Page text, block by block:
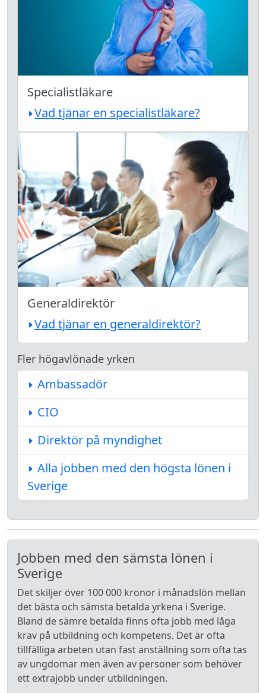
Specialistläkare
Vad tjänar en specialistläkare?
Generaldirektör
Vad tjänar en generaldirektör?
Fler högavlönade yrken
Ambassadör
CIO
Direktör på myndighet
Alla jobben med den högsta lönen i
Sverige
Jobben med den sämsta lönen i
Sverige
Det skiljer över 100 000 kronor i månadslön mellan
det bästa och sämsta betalda yrkena i Sverige.
Bland de sämre betalda finns ofta jobb med låga
krav på utbildning och kompetens. Det är ofta
tillfälliga arbeten utan fast anställning som ofta tas
av ungdomar men även av personer som behöver
ett extrajobb under utbildningen.